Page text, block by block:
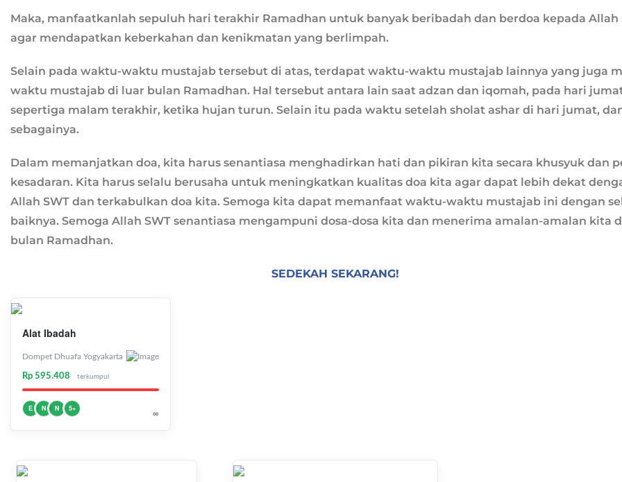
Maka, manfaatkanlah sepuluh hari terakhir Ramadhan untuk banyak beribadah dan berdoa kepada Allah
agar mendapatkan keberkahan dan kenikmatan yang berlimpah.
Selain pada waktu-waktu mustajab tersebut di atas, terdapat waktu-waktu mustajab lainnya yang juga
waktu mustajab di luar bulan Ramadhan. Hal tersebut antara lain saat adzan dan iqomah, pada hari
sepertiga malam terakhir, ketika hujan turun. Selain itu pada waktu setelah sholat ashar di hari jumat,
sebagainya.
Dalam memanjatkan doa, kita harus senantiasa menghadirkan hati dan pikiran kita secara khusyuk dan
kesadaran. Kita harus selalu berusaha untuk meningkatkan kualitas doa kita agar dapat lebih dekat
Allah SWT dan terkabulkan doa kita. Semoga kita dapat memanfaat waktu-waktu mustajab ini dengan
baiknya. Semoga Allah SWT senantiasa mengampuni dosa-dosa kita dan menerima amalan-amalan kita
bulan Ramadhan.
SEDEKAH SEKARANG!
Alat Ibadah
Dompet Dhuafa Yogyakarta
Rp 595.408 terkumpul
E N N 5+ ∞